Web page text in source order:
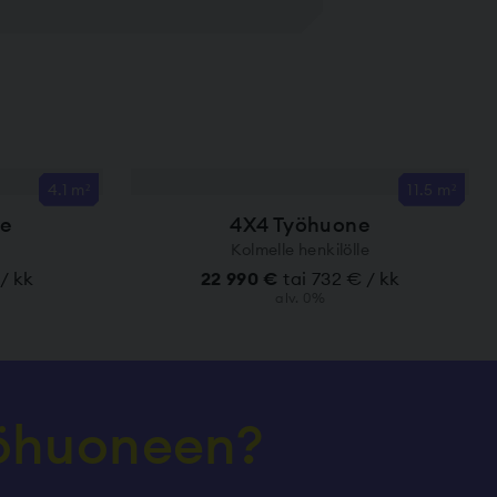
kk
4X4 Työhuone
Kolmelle henkilölle
22 990 €tai 732 € / kk